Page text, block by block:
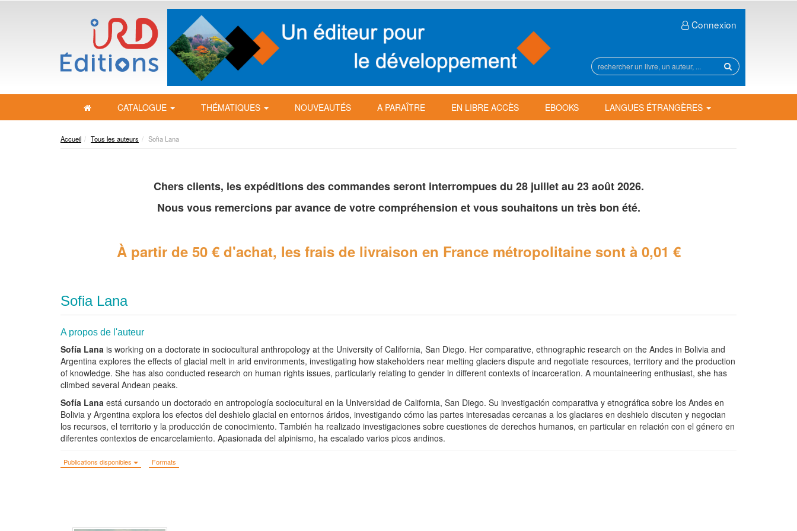
Connexion
sur
site
CATALOGUE
THÉMATIQUES NOUVEAUTÉS A PARAÎTRE EN LIBRE ACCÈS EBOOKS LANGUES ÉTRANGÈRES
Accueil Tous les auteurs Sofia Lana
Chers clients, les expéditions des commandes seront interrompues du 28 juillet au 23 août 2026.
Nous vous remercions par avance de votrecompréhension et vous souhaitons un très bon été.
À partir de 50 € d'achat, les frais de livraison en France métropolitainesont à 0,01 €
Sofia Lana
A propos de l'auteur
Sofía Lana is working on a doctorate in sociocultural anthropology at the University of California, San Diego. Her comparative, ethnographic research on the Andes in Bolivia and
Argentina explores the effects of glacial melt in arid environments, investigating how stakeholders near melting glaciers dispute and negotiate resources, territory and the production
of knowledge. She has also conducted research on human rights issues, particularly relating to gender in different contexts of incarceration. A mountaineering enthusiast, she has
climbed several Andean peaks.
Sofía Lana está cursando un doctorado en antropología sociocultural en la Universidad de California, San Diego. Su investigación comparativa y etnográfica sobre los Andes en
Bolivia y Argentina explora los efectos del deshielo glacial en entornos áridos, investigando cómo las partes interesadas cercanas a los glaciares en deshielo discuten y negocian
los recursos, el territorio y la producción de conocimiento. También ha realizado investigaciones sobre cuestiones de derechos humanos, en particular en relación con el género en
diferentes contextos de encarcelamiento. Apasionada del alpinismo, ha escalado varios picos andinos.
Publications disponibles Formats